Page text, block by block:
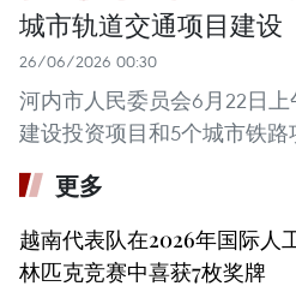
城市轨道交通项目建设
26/06/2026 00:30
河内市人民委员会6月22日
建设投资项目和5个城市铁路
更多
越南代表队在2026年国际人
林匹克竞赛中喜获7枚奖牌